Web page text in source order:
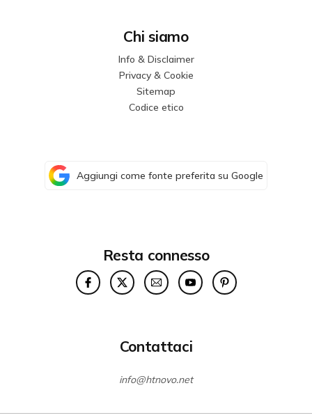
Chi siamo
Info & Disclaimer
Privacy & Cookie
Sitemap
Codice etico
Aggiungi come fonte preferita su Google
Resta connesso
Contattaci
info@htnovo.net